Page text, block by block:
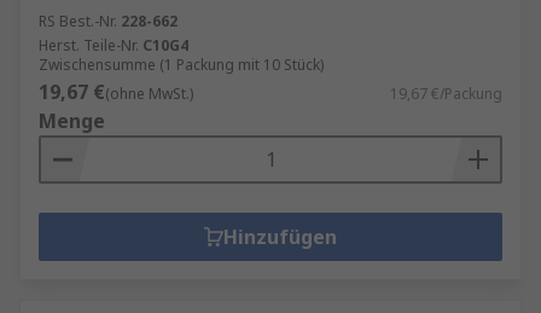
RS Best.-Nr. 228-662
Herst. Teile-Nr. C10G4
Zwischensumme (1 Packung mit 10 Stück)
19,67 €(ohne MwSt.) 19,67 €/Packung
Menge
Hinzufügen